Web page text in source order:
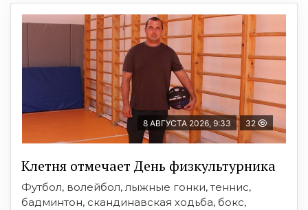
8 АВГУСТА 2026, 9:33 32
Клетня отмечает День физкультурника
Футбол, волейбол, лыжные гонки, теннис,
бадминтон, скандинавская ходьба, бокс,